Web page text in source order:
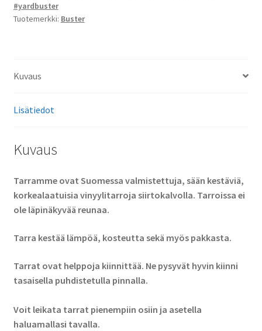
#yardbuster
Tuotemerkki: Buster
Kuvaus
Lisätiedot
Kuvaus
Tarramme ovat Suomessa valmistettuja, sään kestäviä,
korkealaatuisia vinyylitarroja siirtokalvolla. Tarroissa ei
ole läpinäkyvää reunaa.
Tarra kestää lämpöä, kosteutta sekä myös pakkasta.
Tarrat ovat helppoja kiinnittää. Ne pysyvät hyvin kiinni
tasaisella puhdistetulla pinnalla.
Voit leikata tarrat pienempiin osiin ja asetella
haluamallasi tavalla.